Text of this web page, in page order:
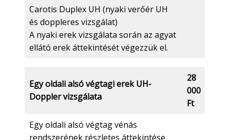
Carotis Duplex UH (nyaki verőér UH
és doppleres vizsgálat)
A nyaki erek vizsgálata során az agyat
ellátó erek áttekintését végezzük el.
Egy oldali alsó végtagi erek UH-
Doppler vizsgálata
28
000
Ft
Egy oldali alsó végtag vénás
rendszerének részletes áttekintése